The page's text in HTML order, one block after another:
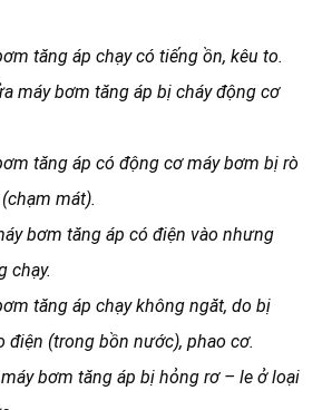
tăng áp chạy có tiếng ồn, kêu to.
máy bơm tăng áp bị cháy động cơ
tăng áp có động cơ máy bơm bị rò
mát).
bơm tăng áp có điện vào nhưng
chạy.
tăng áp chạy không ngăt, do bị
điện (trong bồn nước), phao cơ.
bơm tăng áp bị hỏng rơ – le ở loại